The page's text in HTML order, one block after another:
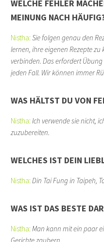
WELCHE FEHLER
MEINUNG NACH
Nistha:Sie folgen genau den
lernen, ihre eigenen Rezepte
verbinden. Das erfordert
jeden Fall. Wir können immer
WAS HÄLTST DU VON
Nistha:Ich verwende sie nicht,
zuzubereiten.
WELCHES IST DEIN
Nistha:Din Tai Fung in Taipeh,
WAS IST DAS BESTE
Nistha:Man kann mit ein paar